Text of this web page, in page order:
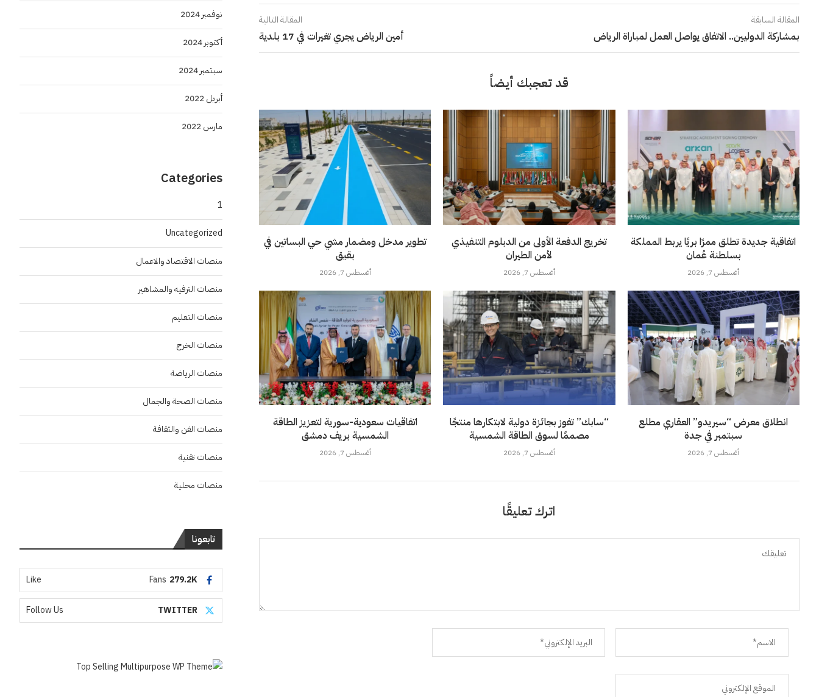
المقالة السابقة
بمشاركة الدوليين.. الاتفاق يواصل العمل لمباراة الرياض
المقالة التالية
أمين الرياض يجري تغيرات في 17 بلدية
قد تعجبك أيضاً
تطوير مدخل ومضمار مشي حي البساتين في
بقيق
أغسطس 7, 2026
تخريج الدفعة الأولى من الدبلوم التنفيذي
لأمن الطيران
أغسطس 7, 2026
اتفاقية جديدة تطلق ممرًا بريًا يربط المملكة
بسلطنة عُمان
أغسطس 7, 2026
اتفاقيات سعودية-سورية لتعزيز الطاقة
الشمسية بريف دمشق
أغسطس 7, 2026
“سابك” تفوز بجائزة دولية لابتكارها منتجًا
مصممًا لسوق الطاقة الشمسية
أغسطس 7, 2026
انطلاق معرض “سيريدو” العقاري مطلع
سبتمبر في جدة
أغسطس 7, 2026
اترك تعليقًا
نوفمبر 2024
أكتوبر 2024
سبتمبر 2024
أبريل 2022
مارس 2022
Categories
1
Uncategorized
منصات الاقتصاد والاعمال
منصات الترفيه والمشاهير
منصات التعليم
منصات الخرج
منصات الرياضة
منصات الصحة والجمال
منصات الفن والثقافة
منصات تقنية
منصات محلية
تابعونا
279.2K
Fans
Like
TWITTER
Follow Us